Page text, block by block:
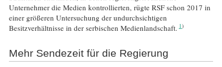
Unternehmer die Medien kontrollierten, rügte RSF schon 2017 in
einer größeren Untersuchung der undurchsichtigen
Besitzverhältnisse in der serbischen Medienlandschaft. 1
Mehr Sendezeit für die Regierung